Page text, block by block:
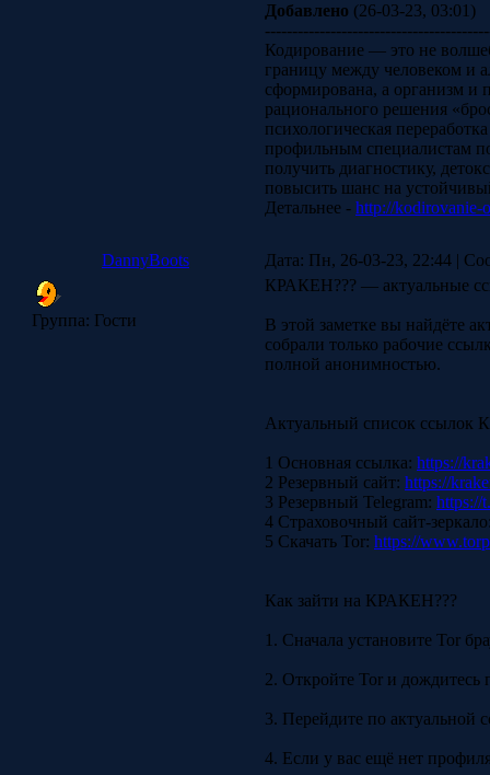
Добавлено (26-03-23, 03:01)
Кодирование — это не
границу между человеком и
сформирована, а организм и
рационального решения
психологическая
профильным специалистам
получить диагностику,
повысить шанс на
Детальнее - http://kodirovanie-
DannyBoots Дата: Пн, 26-03-23, 22:44 |
Группа: Гости
КРАКЕН??? — актуальные
В этой заметке вы найдёте
собрали только рабочие
полной анонимностью.
Актуальный список ссылок
1 Основная ссылка: https://
2 Резервный сайт: https://
3 Резервный Telegram: https://
4 Страховочный сайт-
5 Скачать Tor: https://
Как зайти на КРАКЕН???
1. Сначала установите Tor
2. Откройте Tor и дождитесь
3. Перейдите по актуальной
4. Если у вас ещё нет